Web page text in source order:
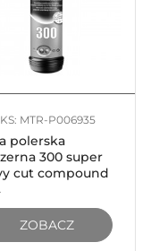
MTR-P006935
polerska
300 super
cut compound
ZOBACZ